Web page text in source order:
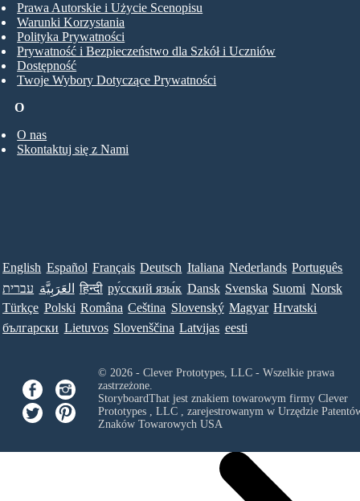
O
O nas
Skontaktuj się z Nami
Prawa Autorskie i Użycie Scenopisu
Warunki Korzystania
Polityka Prywatności
Prywatność i Bezpieczeństwo dla Szkół i Uczniów
Dostępność
Twoje Wybory Dotyczące Prywatności
English Español Français Deutsch Italiana Nederlands Português
עברית العَرَبِيَّة हिन्दी ру́сский язы́к Dansk Svenska Suomi Norsk
Türkçe Polski Româna Ceština Slovenský Magyar Hrvatski
български Lietuvos Slovenščina Latvijas eesti
© 2026 - Clever Prototypes, LLC - Wszelkie prawa
zastrzeżone.
StoryboardThat jest znakiem towarowym firmy Clever
Prototypes , LLC, zarejestrowanym w Urzędzie
Znaków Towarowych USA